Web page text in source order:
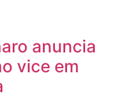
anuncia
vice em